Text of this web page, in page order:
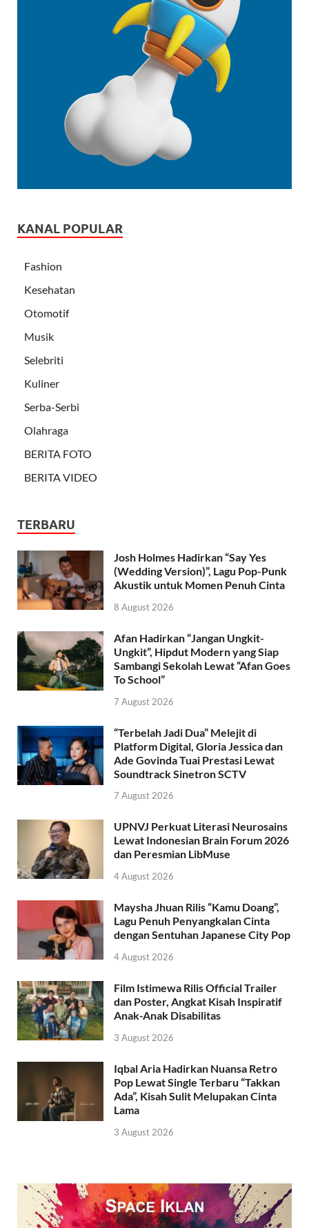
KANAL POPULAR
Fashion
Kesehatan
Otomotif
Musik
Selebriti
Kuliner
Serba-Serbi
Olahraga
BERITA FOTO
BERITA VIDEO
TERBARU
Josh Holmes Hadirkan “Say Yes
(Wedding Version)”, Lagu Pop-Punk
Akustik untuk Momen Penuh Cinta
8 August 2026
Afan Hadirkan “Jangan Ungkit-
Ungkit”, Hipdut Modern yang Siap
Sambangi Sekolah Lewat “Afan Goes
To School”
7 August 2026
“Terbelah Jadi Dua” Melejit di
Platform Digital, Gloria Jessica dan
Ade Govinda Tuai Prestasi Lewat
Soundtrack Sinetron SCTV
7 August 2026
UPNVJ Perkuat Literasi Neurosains
Lewat Indonesian Brain Forum 2026
dan Peresmian LibMuse
4 August 2026
Maysha Jhuan Rilis “Kamu Doang”,
Lagu Penuh Penyangkalan Cinta
dengan Sentuhan Japanese City Pop
4 August 2026
Film Istimewa Rilis Official Trailer
dan Poster, Angkat Kisah Inspiratif
Anak-Anak Disabilitas
3 August 2026
Iqbal Aria Hadirkan Nuansa Retro
Pop Lewat Single Terbaru “Takkan
Ada”, Kisah Sulit Melupakan Cinta
Lama
3 August 2026